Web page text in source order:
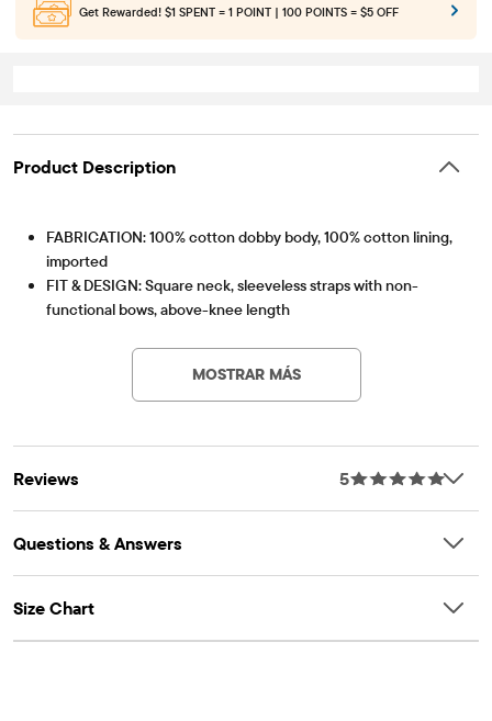
Get Rewarded! $1 SPENT = 1 POINT | 100 POINTS = $5 OFF
Product Description
FABRICATION: 100% cotton dobby body, 100% cotton lining,
imported
FIT & DESIGN: Square neck, sleeveless straps with non-
functional bows, above-knee length
FEATURES: Smocked bodice, tiered skirt with ruffle details,
textured design, floral printMOSTRAR MÁS
Reviews 5
Questions & Answers
Size Chart